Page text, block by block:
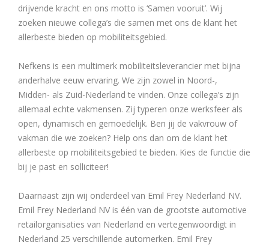
drijvende kracht en ons motto is ‘Samen vooruit’. Wij
zoeken nieuwe collega’s die samen met ons de klant het
allerbeste bieden op mobiliteitsgebied.
Nefkens is een multimerk mobiliteitsleverancier met bijna
anderhalve eeuw ervaring. We zijn zowel in Noord-,
Midden- als Zuid-Nederland te vinden. Onze collega’s zijn
allemaal echte vakmensen. Zij typeren onze werksfeer als
open, dynamisch en gemoedelijk. Ben jij de vakvrouw of
vakman die we zoeken? Help ons dan om de klant het
allerbeste op mobiliteitsgebied te bieden. Kies de functie die
bij je past en solliciteer!
Daarnaast zijn wij onderdeel van Emil Frey Nederland NV.
Emil Frey Nederland NV is één van de grootste automotive
retailorganisaties van Nederland en vertegenwoordigt in
Nederland 25 verschillende automerken. Emil Frey